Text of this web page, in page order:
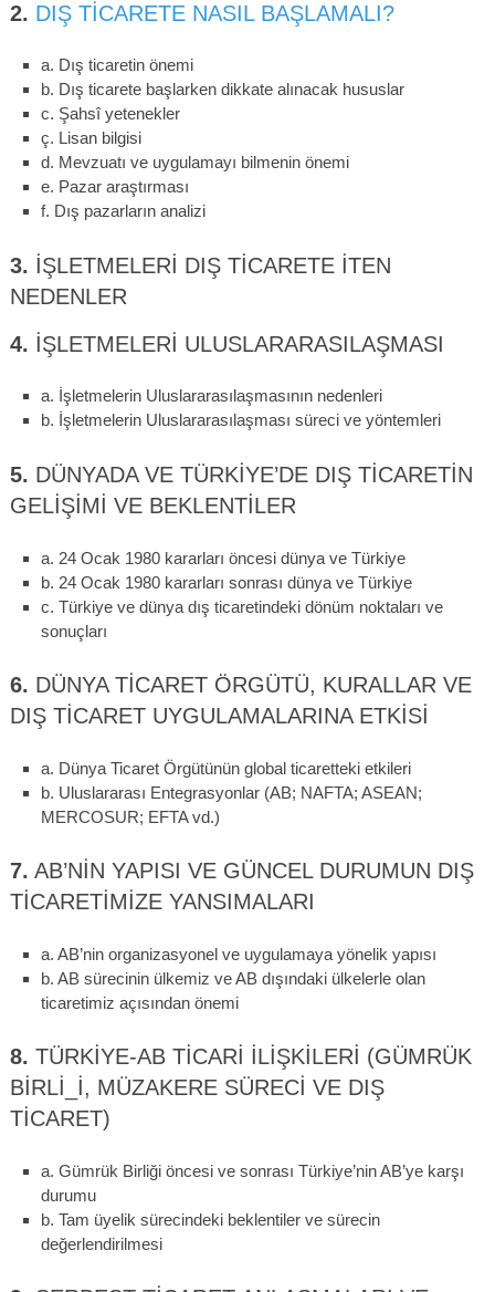
2. DIŞ TICARETE NASIL BAŞLAMALI?
a. Dış ticaretin önemi
b. Dış ticarete başlarken dikkate alınacak hususlar
c. Şahsî yetenekler
ç. Lisan bilgisi
d. Mevzuatı ve uygulamayı bilmenin önemi
e. Pazar araştırması
f. Dış pazarların analizi
3. İŞLETMELERI DIŞ TICARETE ITEN
NEDENLER
4. İŞLETMELERI ULUSLARARASILAŞMASI
a. İşletmelerin Uluslararasılaşmasının nedenleri
b. İşletmelerin Uluslararasılaşması süreci ve yöntemleri
5. DÜNYADA VE TÜRKIYE’DE DIŞ TICARETIN
GELIŞIMI VE BEKLENTILER
a. 24 Ocak 1980 kararları öncesi dünya ve Türkiye
b. 24 Ocak 1980 kararları sonrası dünya ve Türkiye
c. Türkiye ve dünya dış ticaretindeki dönüm noktaları ve
sonuçları
6. DÜNYA TICARET ÖRGÜTÜ, KURALLAR VE
DIŞ TICARET UYGULAMALARINA ETKISI
a. Dünya Ticaret Örgütünün global ticaretteki etkileri
b. Uluslararası Entegrasyonlar (AB; NAFTA; ASEAN;
MERCOSUR; EFTA vd.)
7. AB’NIN YAPISI VE GÜNCEL DURUMUN DIŞ
TICARETIMIZE YANSIMALARI
a. AB’nin organizasyonel ve uygulamaya yönelik yapısı
b. AB sürecinin ülkemiz ve AB dışındaki ülkelerle olan
ticaretimiz açısından önemi
8. TÜRKIYE-AB TICARI ILIŞKILERI (GÜMRÜK
BIRLI_I, MÜZAKERE SÜRECI VE DIŞ
TICARET)
a. Gümrük Birliği öncesi ve sonrası Türkiye’nin AB’ye karşı
durumu
b. Tam üyelik sürecindeki beklentiler ve sürecin
değerlendirilmesi